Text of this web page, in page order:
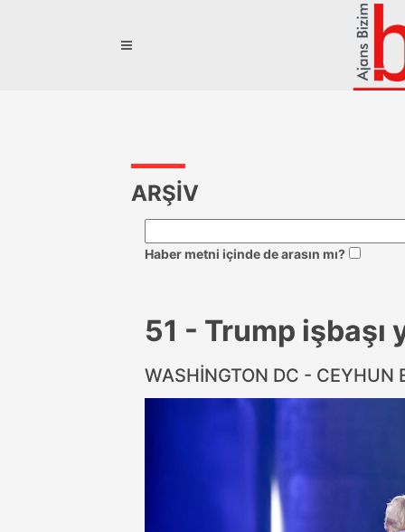
ARŞİV
Haber metni içinde de arasın mı?
51 - Trump işbaşı
WASHİNGTON DC - CEYHUN